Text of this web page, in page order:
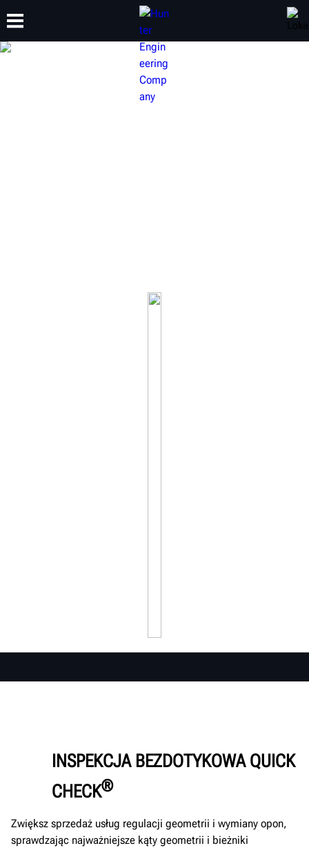
SZKOLENIA
INSPEKCJA BEZDOTYKOWA QUICK
CHECK®
Zwiększ sprzedaż usług regulacji geometrii i wymiany opon,
sprawdzając najważniejsze kąty geometrii i bieżniki